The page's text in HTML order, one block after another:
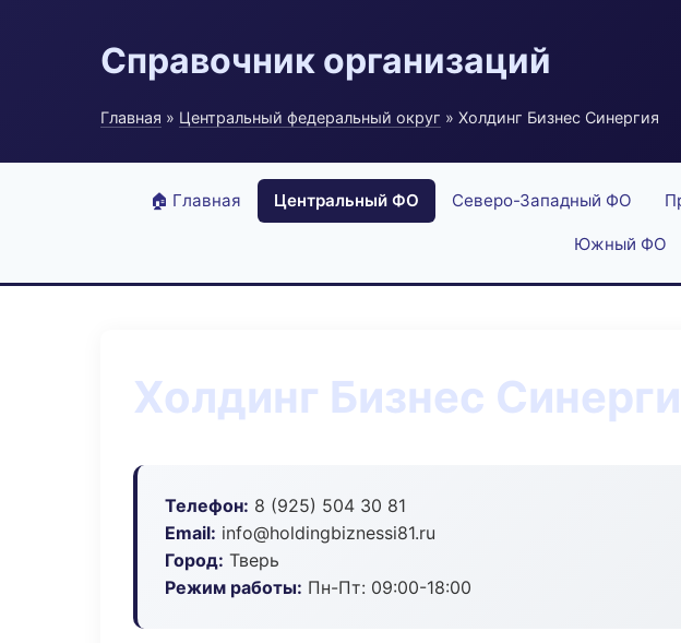
Справочник организаций
Главная » Центральный федеральный округ » Холдинг Бизнес Синергия
🏠 Главная Центральный ФО Северо-Западный ФО
Южный ФО
Холдинг Бизнес
Телефон: 8 (925) 504 30 81
Email: info@holdingbiznessi81.ru
Город: Тверь
Режим работы: Пн-Пт: 09:00-18:00